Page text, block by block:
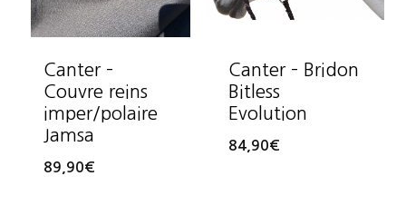
Canter –
Couvre reins
imper/polaire
Jamsa
89,90€
Canter – Bridon
Bitless
Evolution
84,90€